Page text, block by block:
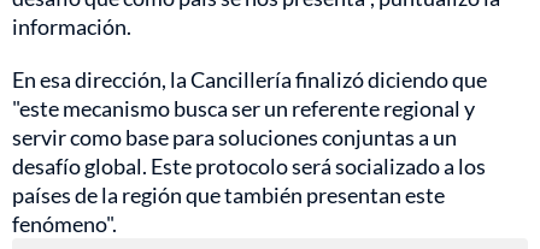
información.
En esa dirección, la Cancillería finalizó diciendo que
"este mecanismo busca ser un referente regional y
servir como base para soluciones conjuntas a un
desafío global. Este protocolo será socializado a los
países de la región que también presentan este
fenómeno".